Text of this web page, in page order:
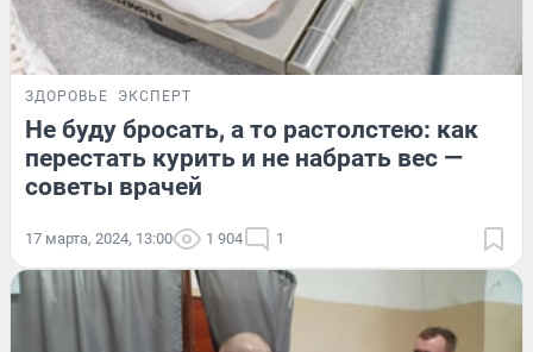
ЗДОРОВЬЕ ЭКСПЕРТ
Не буду бросать, а то растолстею: как
перестать курить и не набрать вес —
советы врачей
17 марта, 2024, 13:00 1 904 1